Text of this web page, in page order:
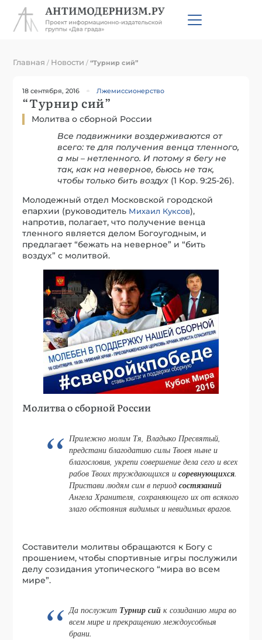
Главная / Новости /“Турнир сий”
18 сентября, 2016 Лжемиссионерство
“Турнир сий”
Молитва о сборной России
Все подвижники воздерживаются от
всего: те для получения венца тленного,
а мы – нетленного. И потому я бегу не
так, как на неверное, бьюсь не так,
чтобы только бить воздух (1 Кор. 9:25-26).
Молодежный отдел Московской городской
епархии (руководитель Михаил Куксов),
напротив, полагает, что получение венца
тленного является делом Богоугодным, и
предлагает “бежать на неверное” и “бить
воздух” с молитвой.
Молитва о сборной России
Прилежно молим Тя, Владыко Пресвятый,
предстани благодатию силы Твоея ныне и
благословив, укрепи совершение дела сего и всех
рабов Твоих труждающихся исоревнующихся.
Пристави людям сим в периодсостязаний
Ангела Хранителя, сохраняющего их от всякого
злаго обстояния видимых и невидимых врагов.
Составители молитвы обращаются к Богу с
прошением, чтобы спортивные игры послужили
делу созидания утопического “мира во всем
мире”.
Да послужит Турнир сий к созиданию мира во
всем мире и прекращению междоусобныя
брани.